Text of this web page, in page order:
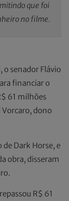
que foi
no filme.
o senador Flávio
financiar o
61 milhões
dono
Dark Horse, e
obra, disseram
R$ 61